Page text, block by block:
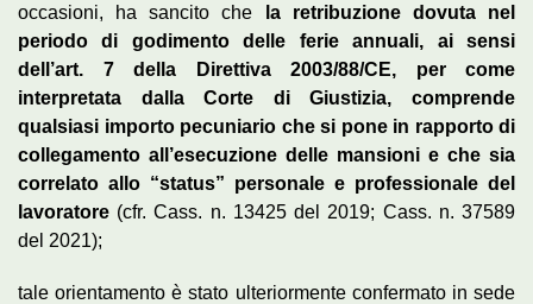
occasioni, ha sancito che
la retribuzione dovuta nel
periodo di godimento delle ferie annuali, ai sensi
dell’art. 7 della Direttiva 2003/88/CE, per come
interpretata dalla Corte di Giustizia, comprende
qualsiasi importo pecuniario che si pone in rapporto di
collegamento all’esecuzione delle mansioni e che sia
correlato allo “status” personale e professionale del
lavoratore (cfr. Cass. n. 13425 del 2019; Cass. n. 37589
del 2021);
tale orientamento è stato ulteriormente confermato in sede